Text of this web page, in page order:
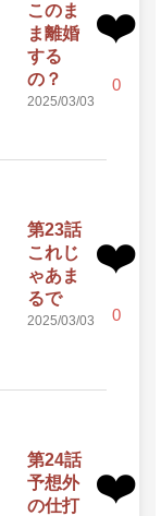
このま
ま離婚
する
の？
2025/03/03
❤️
0
第23話
これじ
ゃあま
るで
2025/03/03
❤️
0
第24話
予想外
の仕打
❤️